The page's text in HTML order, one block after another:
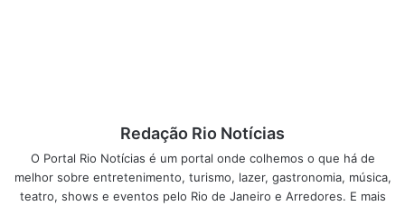
Dia 18 a 19 de Maio 2024
Comprar ingressos.
Redação Rio Notícias
O Portal Rio Notícias é um portal onde colhemos o que há de
melhor sobre entretenimento, turismo, lazer, gastronomia, música,
teatro, shows e eventos pelo Rio de Janeiro e Arredores. E mais